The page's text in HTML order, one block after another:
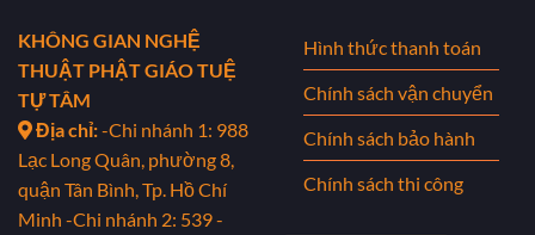
KHÔNG GIAN NGHỆ
THUẬT PHẬT GIÁO TUỆ
TỰ TÂM
Địa chỉ:-Chi nhánh 1: 988
Lạc Long Quân, phường 8,
quận Tân Bình, Tp. Hồ Chí
Minh -Chi nhánh 2: 539 -
Hình thức thanh toán
Chính sách vận chuyển
Chính sách bảo hành
Chính sách thi công